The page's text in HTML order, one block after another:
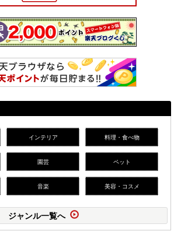
インテリア 料理・食べ物
園芸 ペット
音楽 美容・コスメ
ジャンル一覧へ